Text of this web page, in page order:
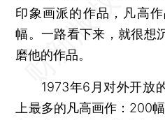
印象画派的作品，凡高
幅。一路看下来，就很想
磨他的作品。
1973年6月对外开放的
上最多的凡高画作：200